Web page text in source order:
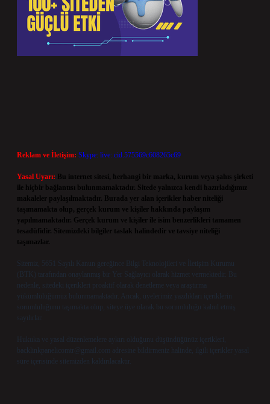
Reklam ve İletişim: Skype: live:.cid.575569c608265c69
Yasal Uyarı:
Bu internet sitesi, herhangi bir marka, kurum veya şahıs şirketi
ile hiçbir bağlantısı bulunmamaktadır. Sitede yalnızca kendi hazırladığımız
makaleler paylaşılmaktadır. Burada yer alan içerikler haber niteliği
taşımamakta olup, gerçek kurum ve kişiler hakkında paylaşım
yapılmamaktadır. Gerçek kurum ve kişiler ile isim benzerlikleri tamamen
tesadüfidir. Sitemizdeki bilgiler taslak halindedir ve tavsiye niteliği
taşımazlar.
Sitemiz, 5651 Sayılı Kanun gereğince Bilgi Teknolojileri ve İletişim Kurumu
(BTK) tarafından onaylanmış bir Yer Sağlayıcı olarak hizmet vermektedir. Bu
nedenle, sitedeki içerikleri proaktif olarak denetleme veya araştırma
yükümlülüğümüz bulunmamaktadır. Ancak, üyelerimiz yazdıkları içeriklerin
sorumluluğunu taşımakta olup, siteye üye olarak bu sorumluluğu kabul etmiş
sayılırlar.
Hukuka ve yasal düzenlemelere aykırı olduğunu düşündüğünüz içerikleri,
backlinkpanelicomtr@gmail.com adresine bildirmeniz halinde, ilgili içerikler yasal
süre içerisinde sitemizden kaldırılacaktır.